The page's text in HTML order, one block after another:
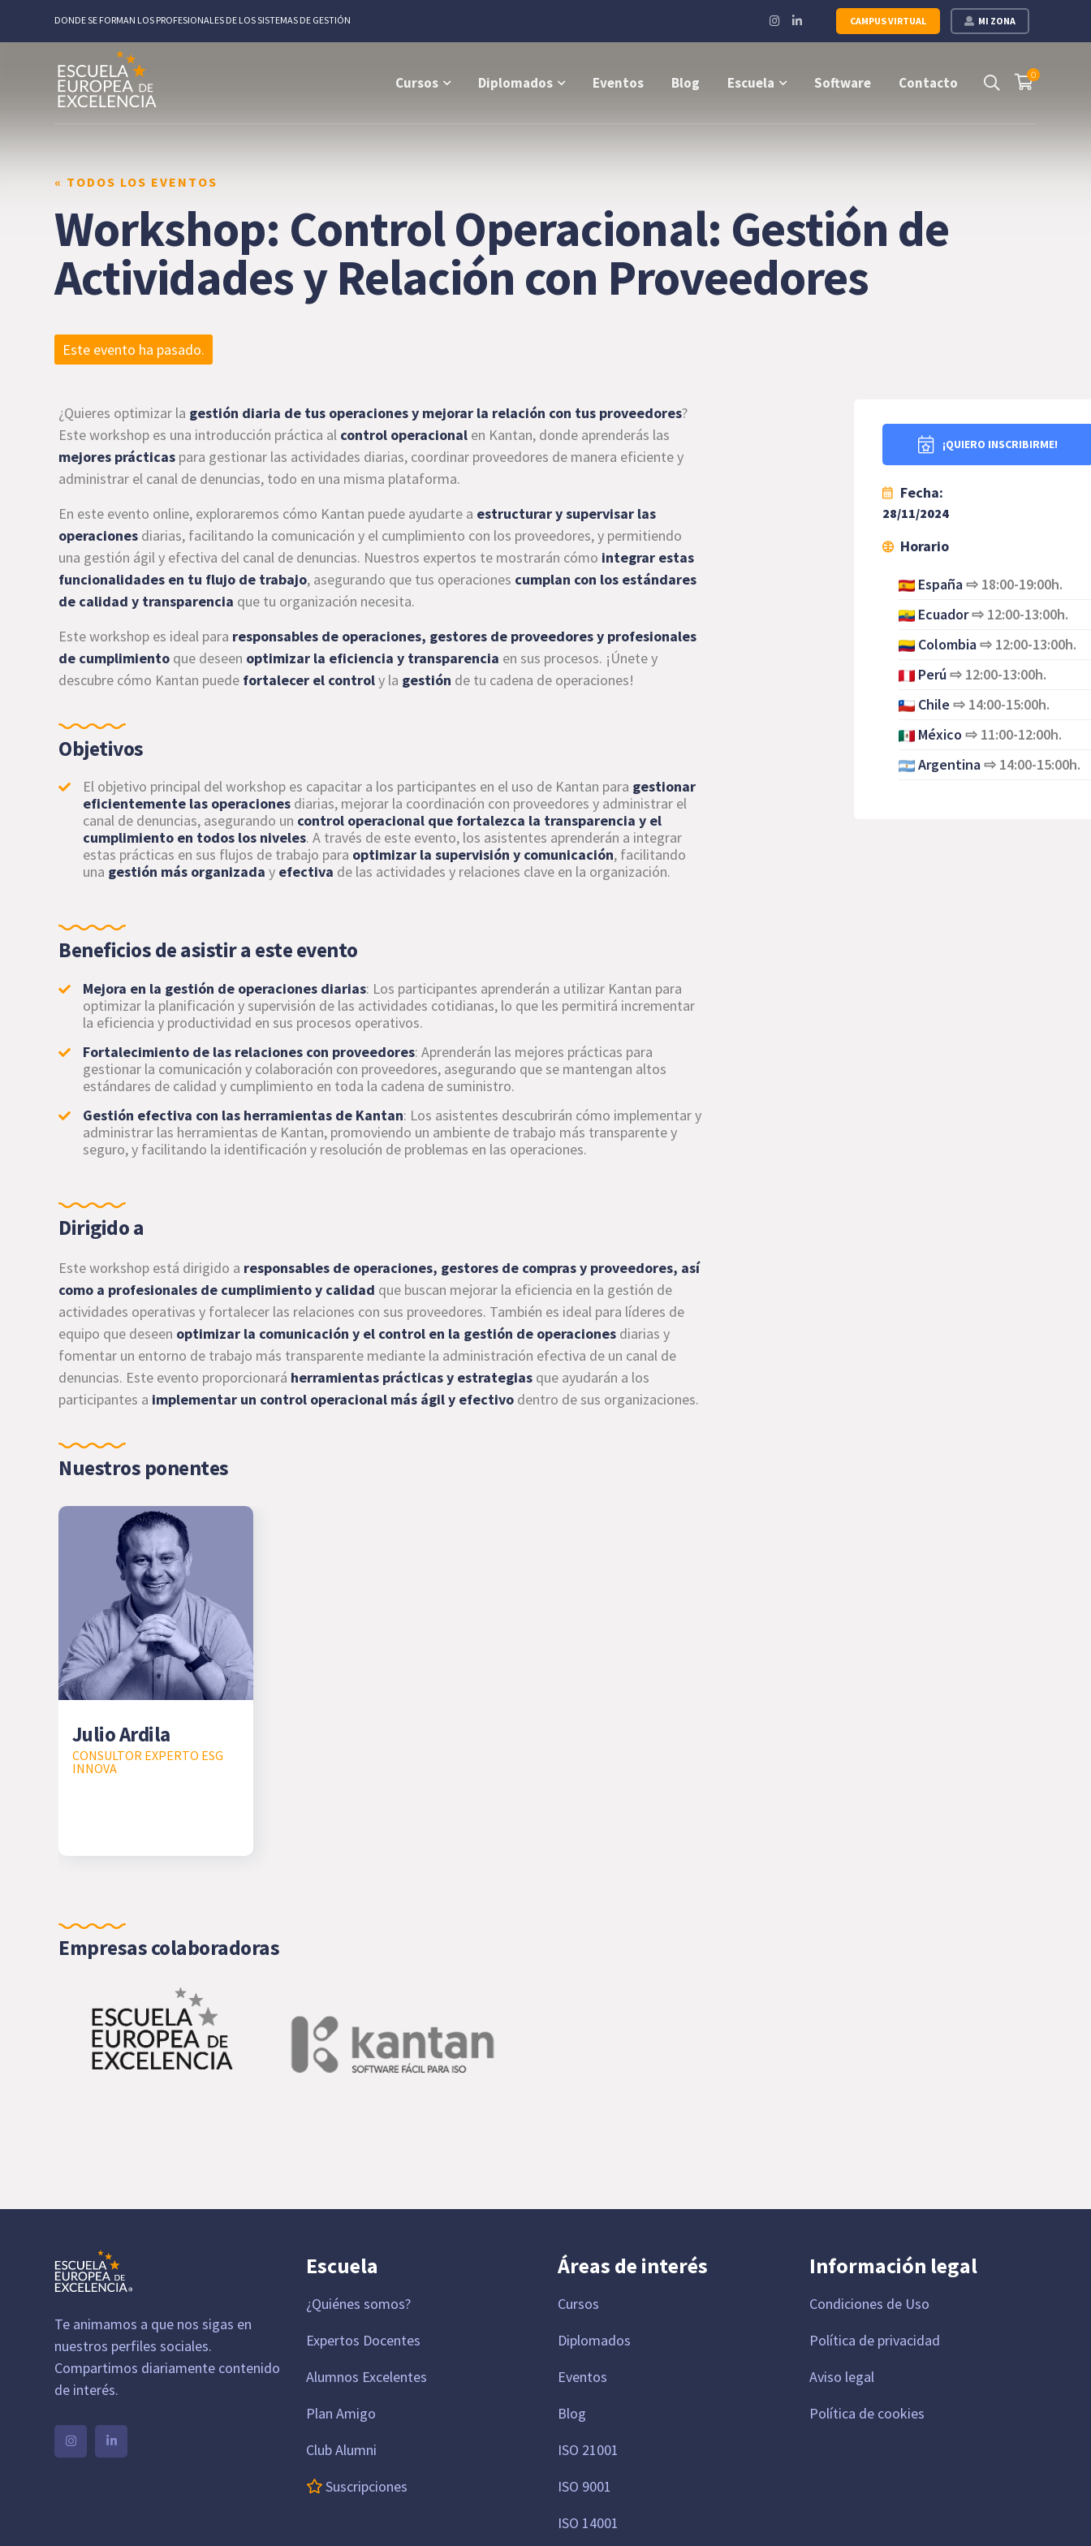
MI ZONA
CAMPUS VIRTUAL
DONDE SE FORMAN LOS PROFESIONALES DE LOS SISTEMAS DE GESTIÓN
Instagram
Profile
LinkedIn
Profile
0
Cursos Diplomados Eventos Blog Escuela Software Contacto
« TODOS LOS EVENTOS
Workshop: Control Operacional: Gestión de
Actividades y Relación con Proveedores
Este evento ha pasado.
¡QUIERO INSCRIBIRME!
Fecha:
28/11/2024
Horario
España⇨ 18:00-19:00h.
Ecuador⇨ 12:00-13:00h.
Colombia⇨ 12:00-13:00h.
Perú⇨ 12:00-13:00h.
Chile ⇨ 14:00-15:00h.
México ⇨ 11:00-12:00h.
Argentina⇨ 14:00-15:00h.
¿Quieres optimizar la gestión diaria de tus operaciones y mejorar la relación con tus proveedores?
Este workshop es una introducción práctica al control operacional en Kantan, donde aprenderás las
mejores prácticas para gestionar las actividades diarias, coordinar proveedores de manera eficiente y
administrar el canal de denuncias, todo en una misma plataforma.
En este evento online, exploraremos cómo Kantan puede ayudarte a estructurar y supervisar las
operaciones diarias, facilitando la comunicación y el cumplimiento con los proveedores, y permitiendo
una gestión ágil y efectiva del canal de denuncias. Nuestros expertos te mostrarán cómo integrar estas
funcionalidades en tu flujo de trabajo, asegurando que tus operaciones cumplan con los estándares
de calidad y transparencia que tu organización necesita.
Este workshop es ideal para responsables de operaciones, gestores de proveedores y profesionales
de cumplimiento que deseen optimizar la eficiencia y transparencia en sus procesos. ¡Únete y
descubre cómo Kantan puede fortalecer el controly la gestión de tu cadena de operaciones!
Objetivos
El objetivo principal del workshop es capacitar a los participantes en el uso de Kantan para gestionar
eficientemente las operaciones diarias, mejorar la coordinación con proveedores y administrar el
canal de denuncias, asegurando un control operacional que fortalezca la transparencia y el
cumplimiento en todos los niveles. A través de este evento, los asistentes aprenderán a integrar
estas prácticas en sus flujos de trabajo para optimizar la supervisión y comunicación, facilitando
una gestión más organizada y efectiva de las actividades y relaciones clave en la organización.
Beneficios de asistir a este evento
Mejora en la gestión de operaciones diarias: Los participantes aprenderán a utilizar Kantan para
optimizar la planificación y supervisión de las actividades cotidianas, lo que les permitirá incrementar
la eficiencia y productividad en sus procesos operativos.
Fortalecimiento de las relaciones con proveedores: Aprenderán las mejores prácticas para
gestionar la comunicación y colaboración con proveedores, asegurando que se mantengan altos
estándares de calidad y cumplimiento en toda la cadena de suministro.
Gestión efectiva con las herramientas de Kantan: Los asistentes descubrirán cómo implementar y
administrar las herramientas de Kantan, promoviendo un ambiente de trabajo más transparente y
seguro, y facilitando la identificación y resolución de problemas en las operaciones.
Dirigido a
Este workshop está dirigido a responsables de operaciones, gestores de compras y proveedores, así
como a profesionales de cumplimiento y calidad que buscan mejorar la eficiencia en la gestión de
actividades operativas y fortalecer las relaciones con sus proveedores. También es ideal para líderes de
equipo que deseen optimizar la comunicación y el control en la gestión de operaciones diarias y
fomentar un entorno de trabajo más transparente mediante la administración efectiva de un canal de
denuncias. Este evento proporcionará herramientas prácticas y estrategias que ayudarán a los
participantes a implementar un control operacional más ágil y efectivo dentro de sus organizaciones.
Nuestros ponentes
Julio Ardila
CONSULTOR EXPERTO ESG
INNOVA
Empresas colaboradoras
Te animamos a que nos sigas en
nuestros perfiles sociales.
Compartimos diariamente contenido
de interés.
Escuela
¿Quiénes somos?
Expertos Docentes
Alumnos Excelentes
Plan Amigo
Club Alumni
Suscripciones
Áreas de interés
Cursos
Diplomados
Eventos
Blog
ISO 21001
ISO 9001
ISO 14001
Información legal
Condiciones de Uso
Política de privacidad
Aviso legal
Política de cookies